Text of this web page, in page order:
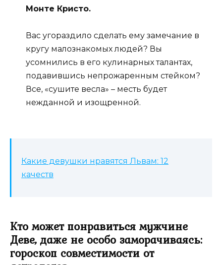
Монте Кристо.
Вас угораздило сделать ему замечание в
кругу малознакомых людей? Вы
усомнились в его кулинарных талантах,
подавившись непрожаренным стейком?
Все, «сушите весла» – месть будет
нежданной и изощренной.
Какие девушки нравятся Львам: 12
качеств
Кто может понравиться мужчине
Деве, даже не особо заморачиваясь:
гороскоп совместимости от